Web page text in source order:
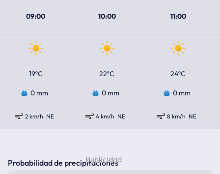
09:00 10:00 11:00
19ºC 22ºC 24ºC
0 mm 0 mm 0 mm
2 km/h NE 4 km/h NE 8 km/h NE
Probabilidad de precipitaciones